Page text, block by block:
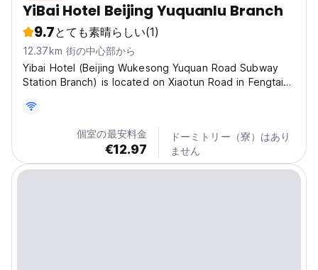
YiBai Hotel Beijing Yuquanlu Branch
9.7とても素晴らしい(1)
12.37km 街の中心部から
Yibai Hotel (Beijing Wukesong Yuquan Road Subway
Station Branch) is located on Xiaotun Road in Fengtai
cost-effective accommodation for business travelers
and tourist families. The hotel, with its superior...
個室の最安料金
€12.97
ドーミトリー（寮）はあり
ません